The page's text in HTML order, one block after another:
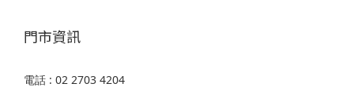
門市資訊
電話 : 02 2703 4204